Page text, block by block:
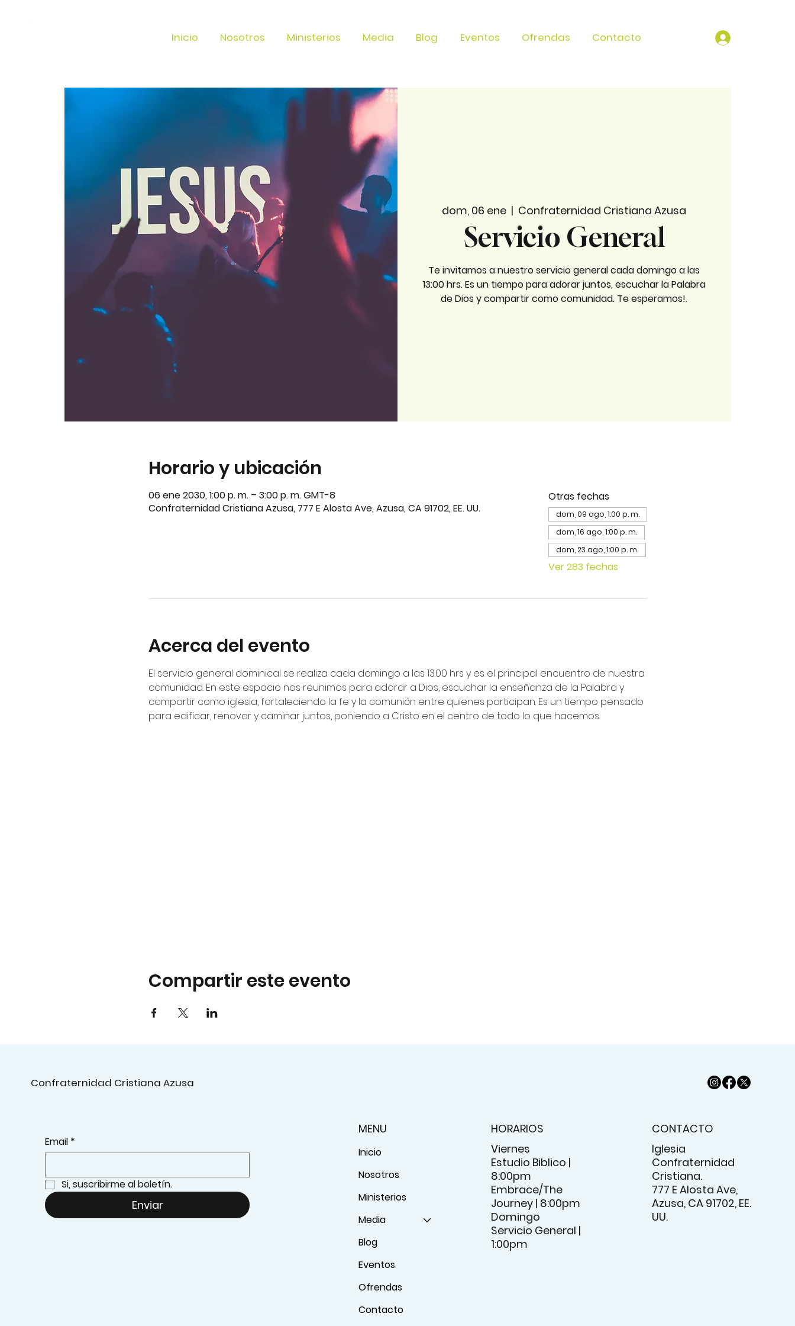
Inicio Nosotros Ministerios Media Blog Eventos Ofrendas Contacto
dom, 06 ene
  |
Confraternidad Cristiana Azusa
Servicio General
Te invitamos a nuestro servicio general cada domingo a las
13:00 hrs. Es un tiempo para adorar juntos, escuchar la Palabra
de Dios y compartir como comunidad. Te esperamos!.
Horario y ubicación
06 ene 2030, 1:00 p. m. – 3:00 p. m. GMT-8
Confraternidad Cristiana Azusa, 777 E Alosta Ave, Azusa, CA 91702, EE. UU.
Otras fechas
dom, 09 ago, 1:00 p. m.
dom, 16 ago, 1:00 p. m.
dom, 23 ago, 1:00 p. m.
Ver 283 fechas
Acerca del evento
El servicio general dominical se realiza cada domingo a las 13:00 hrs y es el principal encuentro de nuestra
comunidad. En este espacio nos reunimos para adorar a Dios, escuchar la enseñanza de la Palabra y
compartir como iglesia, fortaleciendo la fe y la comunión entre quienes participan. Es un tiempo pensado
para edificar, renovar y caminar juntos, poniendo a Cristo en el centro de todo lo que hacemos.
Compartir este evento
Confraternidad Cristiana Azusa
Email *
Si, suscribirme al boletín.
Enviar
MENU
Inicio
Nosotros
Ministerios
Media
Blog
Eventos
Ofrendas
Contacto
HORARIOS
Viernes
Estudio Biblico |
8:00pm
Embrace/The
Journey | 8:00pm
Domingo
Servicio General |
1:00pm
CONTACTO
Iglesia
Confraternidad
Cristiana.
777 E Alosta Ave,
Azusa, CA 91702, EE.
UU.